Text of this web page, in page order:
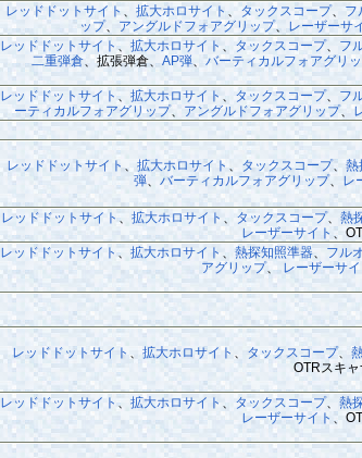
レッドドットサイト 、 拡大ホロサイト 、 タックスコープ、 フ
ップ、 アングルドフォアグリップ、レーザーサ
レッドドットサイト 、 拡大ホロサイト 、 タックスコープ、 フ
二重弾倉、拡張弾倉、AP弾、バーティカルフォアグリ
レッドドットサイト 、 拡大ホロサイト 、 タックスコープ、 フ
ーティカルフォアグリップ、 アングルドフォアグリップ、
レッドドットサイト、 拡大ホロサイト 、 タックスコープ、 熱
弾、 バーティカルフォアグリップ、 レ
レッドドットサイト、拡大ホロサイト 、 タックスコープ、熱
レーザーサイト 、
レッドドットサイト 、 拡大ホロサイト 、 熱探知照準器、 フル
アグリップ、 レーザーサイ
レッドドットサイト 、 拡大ホロサイト 、 タックスコープ、
OTRスキャ
レッドドットサイト 、 拡大ホロサイト 、 タックスコープ、 熱
レーザーサイト 、